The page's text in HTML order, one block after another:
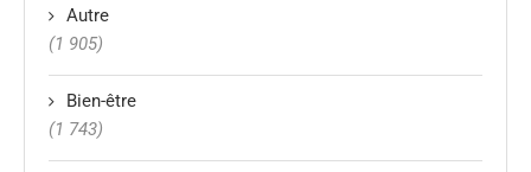
Autre
(1 905)
Bien-être
(1 743)